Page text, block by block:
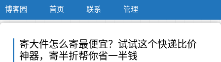
博客园 首页 联系 管理
寄大件怎么寄最便宜？试试这个快递比价
神器，寄半折帮你省一半钱